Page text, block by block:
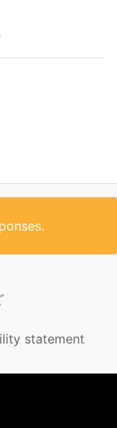
statement